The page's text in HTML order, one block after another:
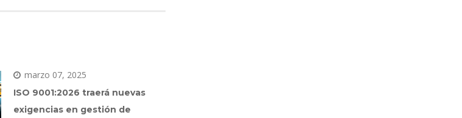
marzo 07, 2025
ISO 9001:2026 traerá nuevas
exigencias en gestión de